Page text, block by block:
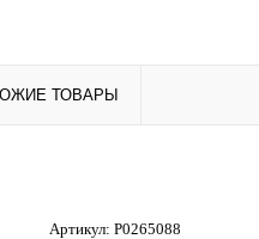
ТОВАРЫ
Артикул: Р0265088